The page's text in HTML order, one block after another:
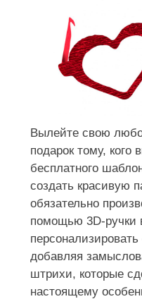
Вылейте свою
подарок тому,
бесплатного
создать красивую
обязательно
помощью 3D-ручки
добавляя
штрихи, которые
настоящему